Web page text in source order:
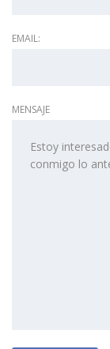
EMAIL:
MENSAJE